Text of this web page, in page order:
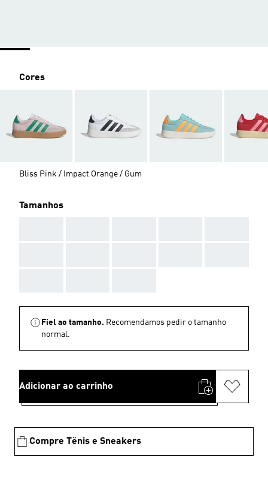
Cores
Bliss Pink / Impact Orange / Gum
Tamanhos
Fiel ao tamanho. Recomendamos pedir o tamanho
normal.
Adicionar ao carrinho
Compre Tênis e Sneakers